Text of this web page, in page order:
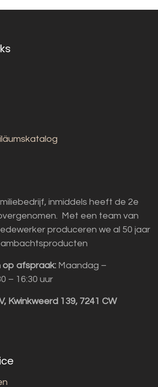
inmiddels heeft de 2e
Met een team van
produceren we al 50 jaar
op afspraak: Maandag –
– 16:30 uur
Kwinkweerd 139, 7241 CW